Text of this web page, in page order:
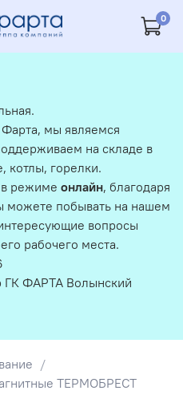
0
ТЕРМОБРЕСТ
мы являемся
на складе в
котлы, горелки.
в режиме онлайн, благодаря
можете побывать на нашем
вопросы
рабочего места.
ГК ФАРТА Волынский